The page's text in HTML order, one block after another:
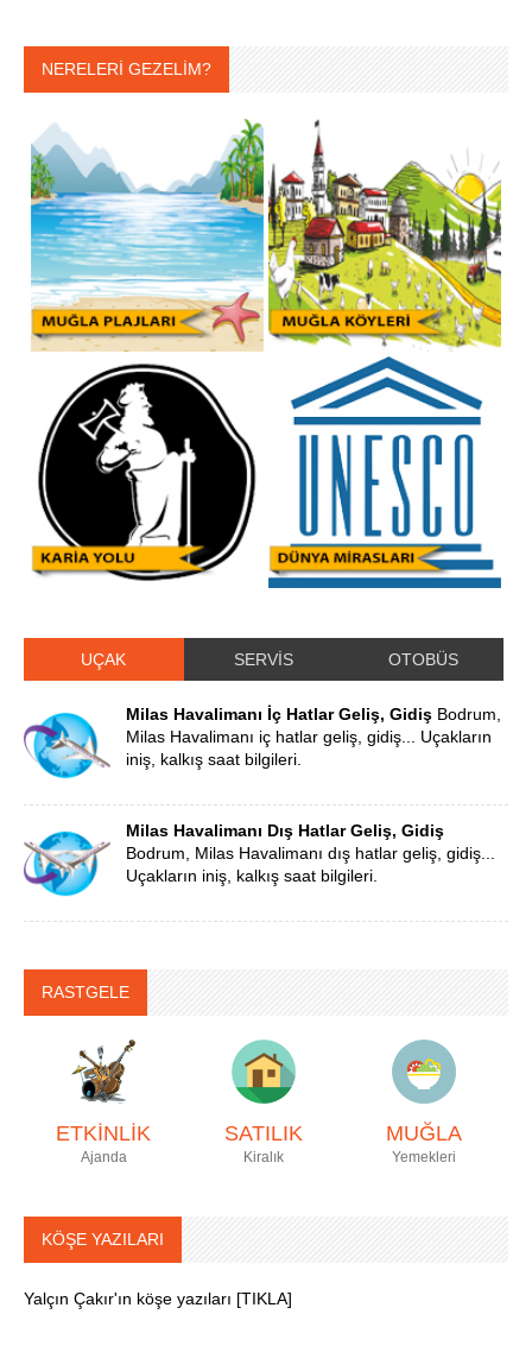
NERELERİ GEZELİM?
UÇAK SERVİS OTOBÜS
Milas Havalimanı İç Hatlar Geliş, Gidiş Bodrum,
Milas Havalimanı iç hatlar geliş, gidiş... Uçakların
iniş, kalkış saat bilgileri.
Milas Havalimanı Dış Hatlar Geliş, Gidiş
Bodrum, Milas Havalimanı dış hatlar geliş, gidiş...
Uçakların iniş, kalkış saat bilgileri.
RASTGELE
ETKİNLİK
Ajanda
SATILIK
Kiralık
MUĞLA
Yemekleri
KÖŞE YAZILARI
Yalçın Çakır'ın köşe yazıları [TIKLA]